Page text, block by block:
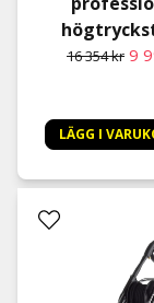
16 354 kr 9
LÄGG I